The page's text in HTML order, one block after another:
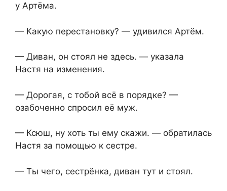
у Артёма.
— Какую перестановку? — удивился Артём.
— Диван, он стоял не здесь. — указала
Настя на изменения.
— Дорогая, с тобой всё в порядке? —
озабоченно спросил её муж.
— Ксюш, ну хоть ты ему скажи. — обратилась
Настя за помощью к сестре.
— Ты чего, сестрёнка, диван тут и стоял.